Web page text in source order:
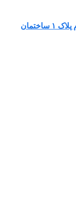
تهران خیابان ستارخان خیابان کوثر دوم پلاک ۱ ساختمان